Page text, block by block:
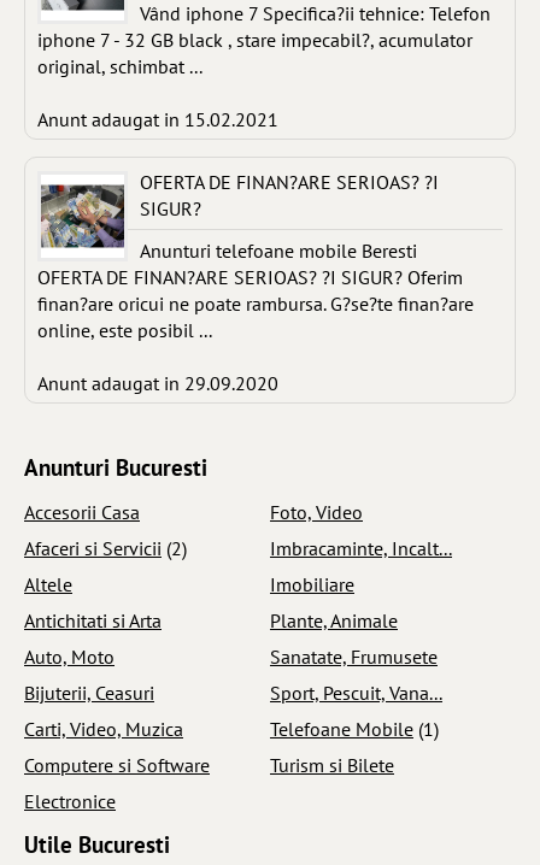
Vând iphone 7 Specifica?ii tehnice: Telefon
iphone 7 - 32 GB black , stare impecabil?, acumulator
original, schimbat ...
Anunt adaugat in 15.02.2021
OFERTA DE FINAN?ARE SERIOAS? ?I
SIGUR?
Anunturi telefoane mobile Beresti
OFERTA DE FINAN?ARE SERIOAS? ?I SIGUR? Oferim
finan?are oricui ne poate rambursa. G?se?te finan?are
online, este posibil ...
Anunt adaugat in 29.09.2020
Anunturi Bucuresti
Accesorii Casa
Afaceri si Servicii (2)
Altele
Antichitati si Arta
Auto, Moto
Bijuterii, Ceasuri
Carti, Video, Muzica
Computere si Software
Electronice
Foto, Video
Imbracaminte, Incalt...
Imobiliare
Plante, Animale
Sanatate, Frumusete
Sport, Pescuit, Vana...
Telefoane Mobile (1)
Turism si Bilete
Utile Bucuresti